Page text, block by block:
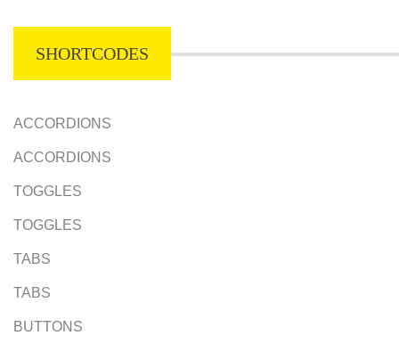
SHORTCODES
ACCORDIONS
ACCORDIONS
TOGGLES
TOGGLES
TABS
TABS
BUTTONS